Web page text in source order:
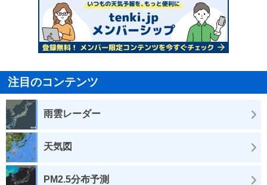
注目のコンテンツ
雨雲レーダー
天気図
PM2.5分布予測